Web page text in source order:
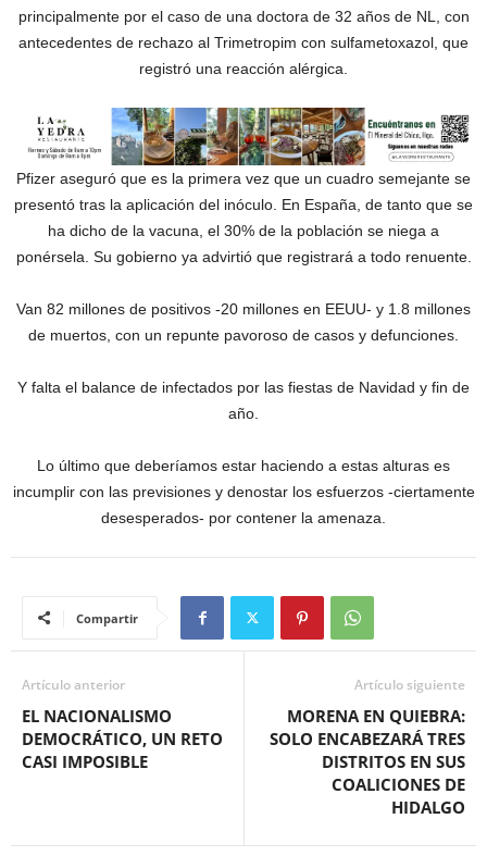
principalmente por el caso de una doctora de 32 años de NL, con
antecedentes de rechazo al Trimetropim con sulfametoxazol, que
registró una reacción alérgica.
Pfizer aseguró que es la primera vez que un cuadro semejante se
presentó tras la aplicación del inóculo. En España, de tanto que se
ha dicho de la vacuna, el 30% de la población se niega a
ponérsela. Su gobierno ya advirtió que registrará a todo renuente.
Van 82 millones de positivos -20 millones en EEUU- y 1.8 millones
de muertos, con un repunte pavoroso de casos y defunciones.
Y falta el balance de infectados por las fiestas de Navidad y fin de
año.
Lo último que deberíamos estar haciendo a estas alturas es
incumplir con las previsiones y denostar los esfuerzos -ciertamente
desesperados- por contener la amenaza.
Compartir
Artículo anterior
EL NACIONALISMO
DEMOCRÁTICO, UN RETO
CASI IMPOSIBLE
Artículo siguiente
MORENA EN QUIEBRA:
SOLO ENCABEZARÁ TRES
DISTRITOS EN SUS
COALICIONES DE
HIDALGO